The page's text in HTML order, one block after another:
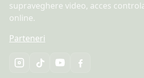
supraveghere video, acces
online.
Parteneri